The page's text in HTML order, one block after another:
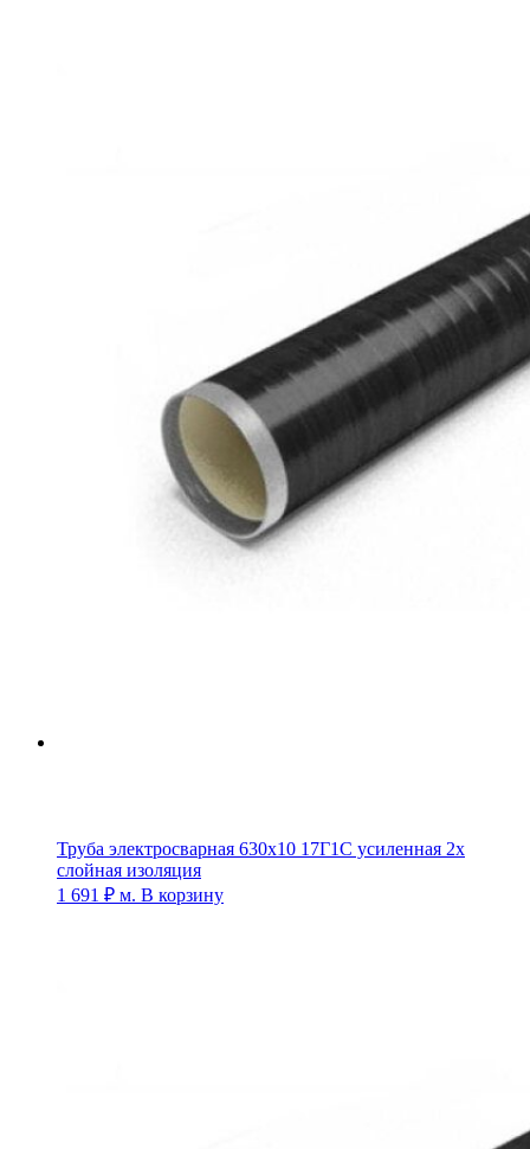
Труба электросварная 630х10 17Г1С усиленная 2х
слойная изоляция
1 691 ₽ м. В корзину